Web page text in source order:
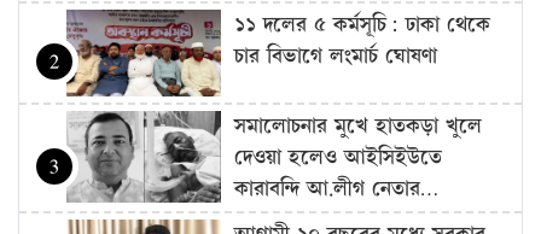
2
১১ দলের ৫ কর্মসূচি: ঢাকা থেকে
চার বিভাগে লংমার্চ ঘোষণা
3
সমালোচনার মুখে হাতকড়া খুলে
দেওয়া হলেও আইসিইউতে
কারাবন্দি আ.লীগ নেতার…